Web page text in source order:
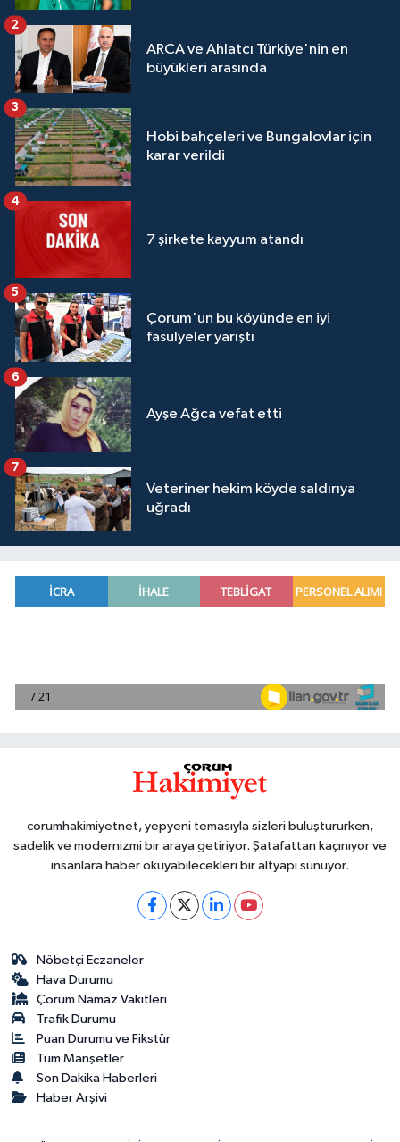
ARCA ve Ahlatcı Türkiye'nin en
büyükleri arasında
2
Hobi bahçeleri ve Bungalovlar için
karar verildi
3
7 şirkete kayyum atandı
4
Çorum'un bu köyünde en iyi
fasulyeler yarıştı
5
Ayşe Ağca vefat etti
6
Veteriner hekim köyde saldırıya
uğradı
7
corumhakimiyetnet, yepyeni temasıyla sizleri buluştururken,
sadelik ve modernizmi bir araya getiriyor. Şatafattan kaçınıyor ve
insanlara haber okuyabilecekleri bir altyapı sunuyor.
Nöbetçi Eczaneler
Hava Durumu
Çorum Namaz Vakitleri
Trafik Durumu
Puan Durumu ve Fikstür
Tüm Manşetler
Son Dakika Haberleri
Haber Arşivi